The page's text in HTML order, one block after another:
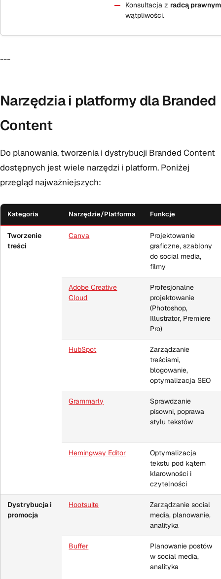
Konsultacja z radcą prawnym
wątpliwości.
---
Narzędzia i platformy dla Branded
Content
Do planowania, tworzenia i dystrybucji Branded Content
dostępnych jest wiele narzędzi i platform. Poniżej
przegląd najważniejszych:
Kategoria Narzędzie/Platforma Funkcje
Tworzenie
treści
Canva
Projektowanie
graficzne, szablony
do social media,
filmy
Adobe Creative
Cloud
Profesjonalne
projektowanie
(Photoshop,
Illustrator, Premiere
Pro)
HubSpot
Zarządzanie
treściami,
blogowanie,
optymalizacja SEO
Grammarly
Sprawdzanie
pisowni, poprawa
stylu tekstów
Hemingway Editor
Optymalizacja
tekstu pod kątem
klarowności i
czytelności
Dystrybucja i
promocja
Hootsuite
Zarządzanie social
media, planowanie,
analityka
Buffer
Planowanie postów
w social media,
analityka